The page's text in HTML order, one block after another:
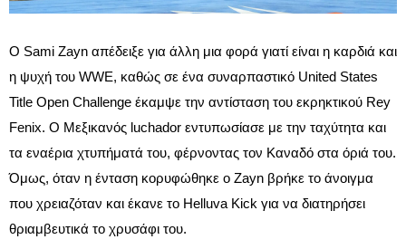
Ο Sami Zayn απέδειξε για άλλη μια φορά γιατί είναι η καρδιά και
η ψυχή του WWE, καθώς σε ένα συναρπαστικό United States
Title Open Challenge έκαμψε την αντίσταση του εκρηκτικού Rey
Fenix. Ο Μεξικανός luchador εντυπωσίασε με την ταχύτητα και
τα εναέρια χτυπήματά του, φέρνοντας τον Καναδό στα όριά του.
Όμως, όταν η ένταση κορυφώθηκε ο Zayn βρήκε το άνοιγμα
που χρειαζόταν και έκανε το Helluva Kick για να διατηρήσει
θριαμβευτικά το χρυσάφι του.